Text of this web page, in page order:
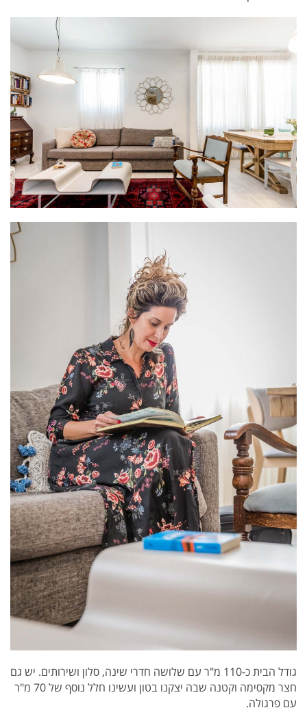
גודל הבית כ-110 מ"ר עם שלושה חדרי שינה, סלון ושירותים. יש גם
חצר מקסימה וקטנה שבה יצקנו בטון ועשינו חלל נוסף של 70 מ"ר
עם פרגולה.